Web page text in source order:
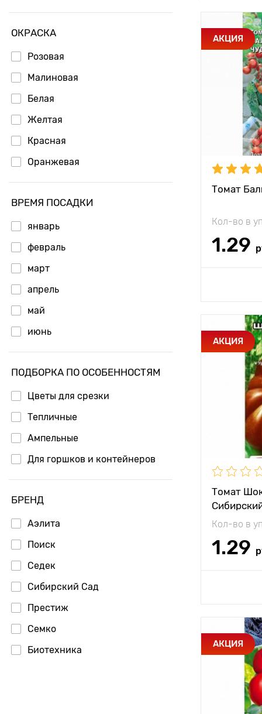
ОКРАСКА
Розовая
Малиновая
Белая
Желтая
Красная
Оранжевая
ВРЕМЯ ПОСАДКИ
январь
февраль
март
апрель
май
июнь
ПОДБОРКА ПО ОСОБЕННОСТЯМ
Цветы для срезки
Тепличные
Ампельные
Для горшков и контейнеров
БРЕНД
Аэлита
Поиск
Седек
Сибирский Сад
Престиж
Семко
Биотехника
Вес плода
АКЦИЯ
Томат
Кол-во в
1.29
Высота
Растояние
растениями
Период
АКЦИЯ
Томат
Кол-во в
1.29
Высота
Растояние
растениями
Период
Вес плода
АКЦИЯ
Высота